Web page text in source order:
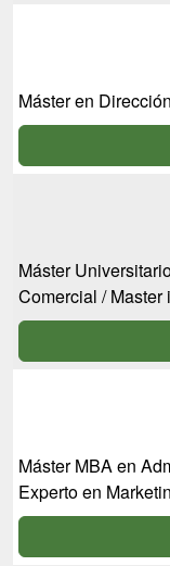
Máster en
Máster
Comercial /
Máster MBA en
Experto en